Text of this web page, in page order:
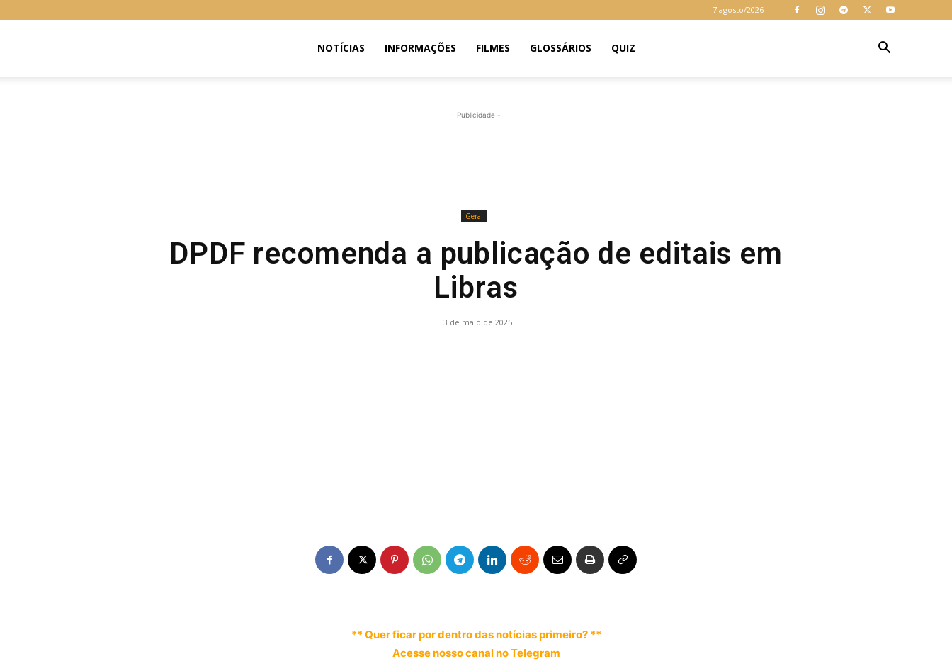
7 agosto/2026
NOTÍCIAS INFORMAÇÕES FILMES GLOSSÁRIOS QUIZ
- Publicidade -
Geral
DPDF recomenda a publicação de editais em
Libras
3 de maio de 2025
** Quer ficar por dentro das notícias primeiro? **
Acesse nosso canal no Telegram